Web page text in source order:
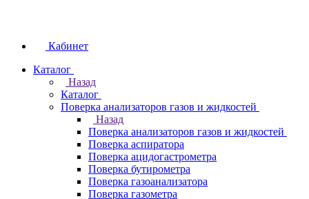
Кабинет
Каталог
Назад
Каталог
Поверка анализаторов газов и жидкостей
Назад
Поверка анализаторов газов и жидкостей
Поверка аспиратора
Поверка ацидогастрометра
Поверка бутирометра
Поверка газоанализатора
Поверка газометра